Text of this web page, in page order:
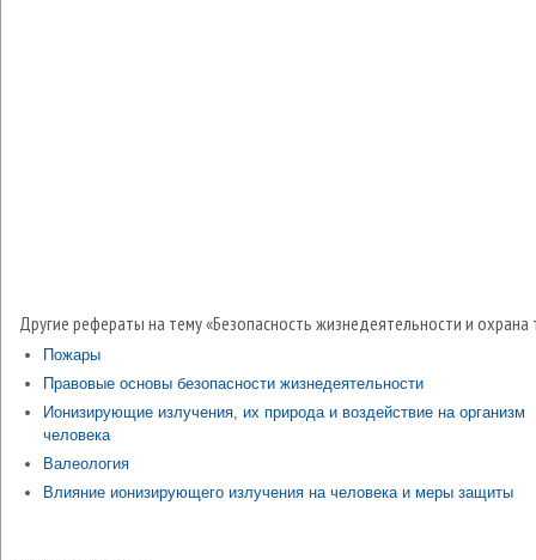
Другие рефераты на тему «Безопасность жизнедеятельности и охрана
Пожары
Правовые основы безопасности жизнедеятельности
Ионизирующие излучения, их природа и воздействие на организм
человека
Валеология
Влияние ионизирующего излучения на человека и меры защиты